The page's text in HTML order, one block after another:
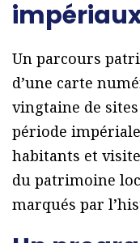
Un parcours
d’une carte
vingtaine de
période
habitants et
du patrimoine
marqués par